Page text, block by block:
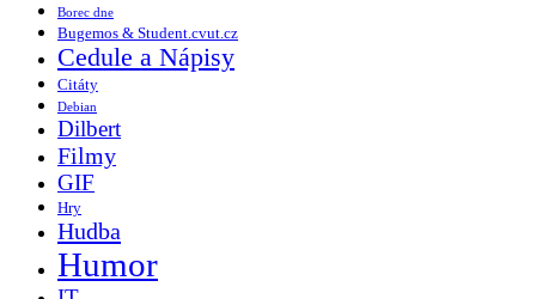
Borec dne
Bugemos & Student.cvut.cz
Cedule a Nápisy
Citáty
Debian
Dilbert
Filmy
GIF
Hry
Hudba
Humor